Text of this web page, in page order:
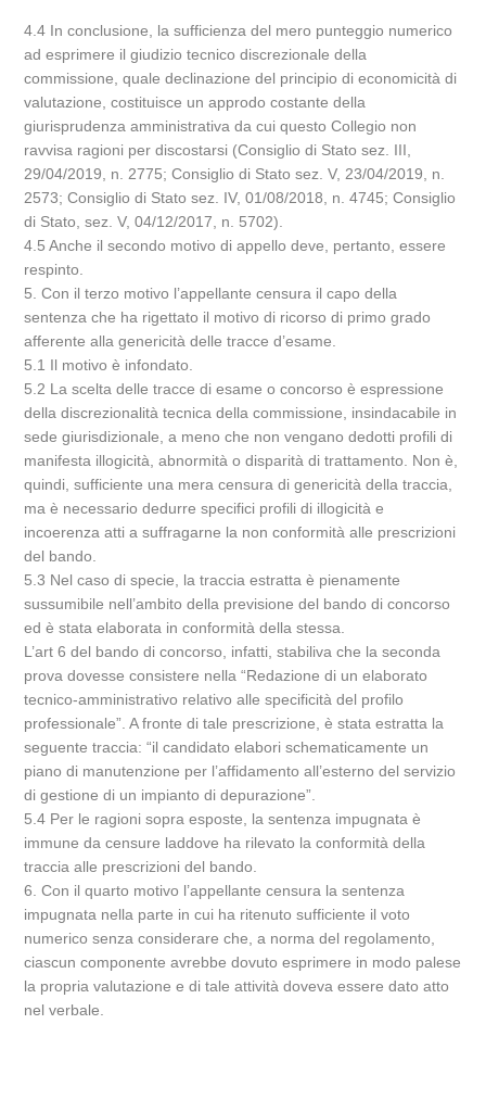
4.4 In conclusione, la sufficienza del mero punteggio numerico
ad esprimere il giudizio tecnico discrezionale della
commissione, quale declinazione del principio di economicità di
valutazione, costituisce un approdo costante della
giurisprudenza amministrativa da cui questo Collegio non
ravvisa ragioni per discostarsi (Consiglio di Stato sez. III,
29/04/2019, n. 2775; Consiglio di Stato sez. V, 23/04/2019, n.
2573; Consiglio di Stato sez. IV, 01/08/2018, n. 4745; Consiglio
di Stato, sez. V, 04/12/2017, n. 5702).
4.5 Anche il secondo motivo di appello deve, pertanto, essere
respinto.
5. Con il terzo motivo l’appellante censura il capo della
sentenza che ha rigettato il motivo di ricorso di primo grado
afferente alla genericità delle tracce d’esame.
5.1 Il motivo è infondato.
5.2 La scelta delle tracce di esame o concorso è espressione
della discrezionalità tecnica della commissione, insindacabile in
sede giurisdizionale, a meno che non vengano dedotti profili di
manifesta illogicità, abnormità o disparità di trattamento. Non è,
quindi, sufficiente una mera censura di genericità della traccia,
ma è necessario dedurre specifici profili di illogicità e
incoerenza atti a suffragarne la non conformità alle prescrizioni
del bando.
5.3 Nel caso di specie, la traccia estratta è pienamente
sussumibile nell’ambito della previsione del bando di concorso
ed è stata elaborata in conformità della stessa.
L’art 6 del bando di concorso, infatti, stabiliva che la seconda
prova dovesse consistere nella “Redazione di un elaborato
tecnico-amministrativo relativo alle specificità del profilo
professionale”. A fronte di tale prescrizione, è stata estratta la
seguente traccia: “il candidato elabori schematicamente un
piano di manutenzione per l’affidamento all’esterno del servizio
di gestione di un impianto di depurazione”.
5.4 Per le ragioni sopra esposte, la sentenza impugnata è
immune da censure laddove ha rilevato la conformità della
traccia alle prescrizioni del bando.
6. Con il quarto motivo l’appellante censura la sentenza
impugnata nella parte in cui ha ritenuto sufficiente il voto
numerico senza considerare che, a norma del regolamento,
ciascun componente avrebbe dovuto esprimere in modo palese
la propria valutazione e di tale attività doveva essere dato atto
nel verbale.